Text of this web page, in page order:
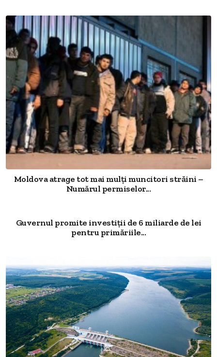
Moldova atrage tot mai mulți muncitori străini –
Numărul permiselor...
Guvernul promite investiții de 6 miliarde de lei
pentru primăriile...